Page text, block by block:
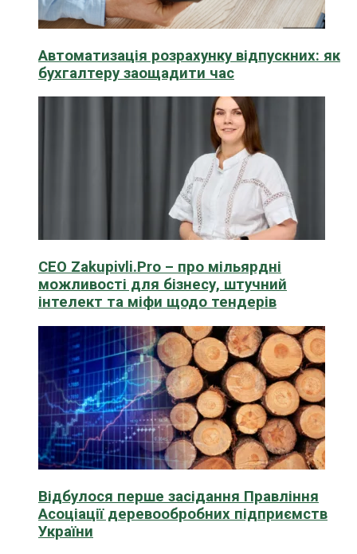
Автоматизація розрахунку відпускних: як
бухгалтеру заощадити час
CEO Zakupivli.Pro – про мільярдні
можливості для бізнесу, штучний
інтелект та міфи щодо тендерів
Відбулося перше засідання Правління
Асоціації деревообробних підприємств
України